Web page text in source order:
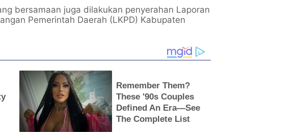
bersamaan juga dilakukan penyerahan Laporan
Pemerintah Daerah (LKPD) Kabupaten